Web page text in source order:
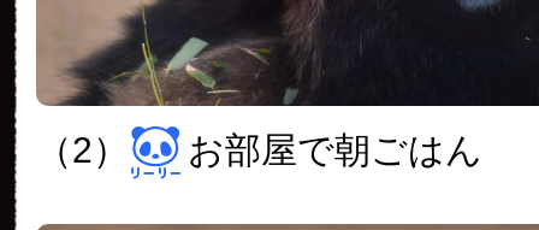
（2） お部屋で朝ごはん